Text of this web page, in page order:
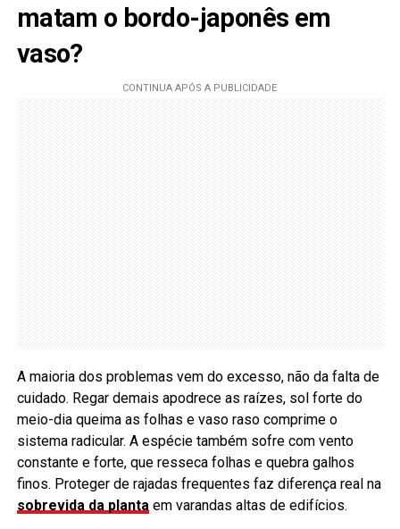
matam o bordo-japonês em
vaso?
A maioria dos problemas vem do excesso, não da falta de
cuidado. Regar demais apodrece as raízes, sol forte do
meio-dia queima as folhas e vaso raso comprime o
sistema radicular. A espécie também sofre com vento
constante e forte, que resseca folhas e quebra galhos
finos. Proteger de rajadas frequentes faz diferença real na
sobrevida da plantaem varandas altas de edifícios.